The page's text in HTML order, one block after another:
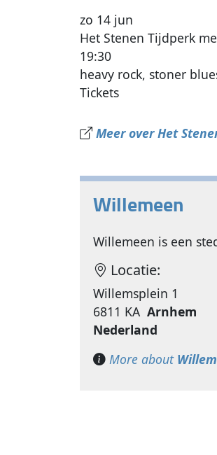
zo 14 jun
Het Stenen Tijdperk
19:30
heavy rock, stoner
Tickets
Meer over Het
Willemeen
Willemeen is een
Locatie:
Willemsplein 1
6811 KA Arnhem
Nederland
More about